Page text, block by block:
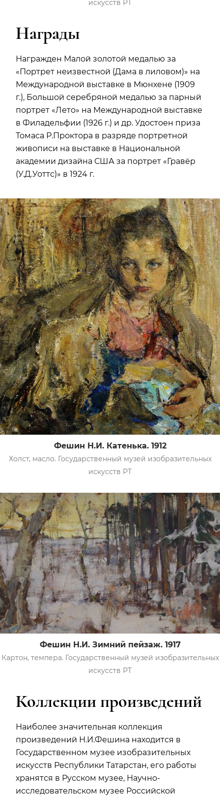
искусств РТ
Награды
Награжден Малой золотой медалью за
«Портрет неизвестной (Дама в лиловом)» на
Международной выставке в Мюнхене (1909
г.), Большой серебряной медалью за парный
портрет «Лето» на Международной выставке
в Филадельфии (1926 г.) и др. Удостоен приза
Томаса Р.Проктора в разряде портретной
живописи на выставке в Национальной
академии дизайна США за портрет «Гравёр
(У.Д.Уоттс)» в 1924 г.
Фешин Н.И. Катенька. 1912
Холст, масло. Государственный музей изобразительных
искусств РТ
Фешин Н.И. Зимний пейзаж. 1917
Картон, темпера. Государственный музей изобразительных
искусств РТ
Коллекции произведений
Наиболее значительная коллекция
произведений Н.И.Фешина находится в
Государственном музее изобразительных
искусств Республики Татарстан, его работы
хранятся в Русском музее, Научно-
исследовательском музее Российской